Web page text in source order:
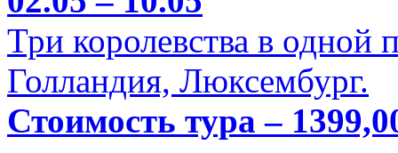
Три королевства в одной
Голландия, Люксембург.
Стоимость тура –